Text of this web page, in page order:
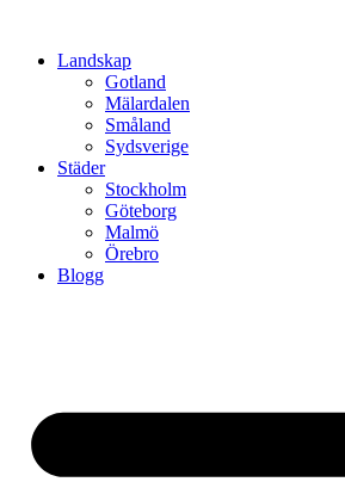
innehållLandskap
Gotland
Mälardalen
Småland
Sydsverige
Städer
Stockholm
Göteborg
Malmö
Örebro
Blogg